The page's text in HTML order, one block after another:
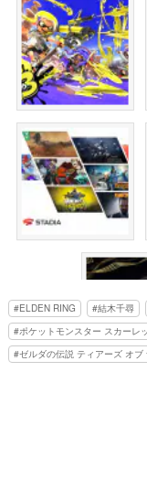
ELDEN RING 結木千尋
ポケットモンスター スカーレ
ゼルダの伝説 ティアーズ オブ